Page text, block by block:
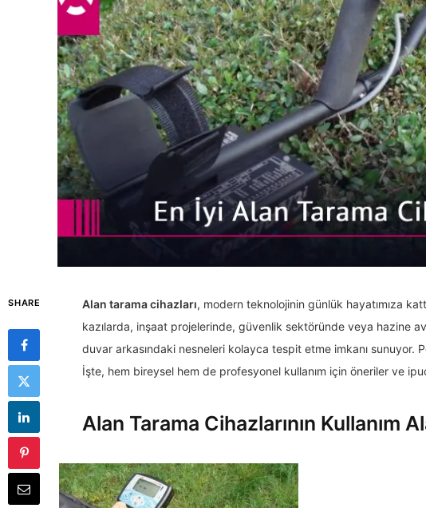
SHARE Alan tarama cihazları, modern teknolojinin günlük hayatımıza
kazılarda, inşaat projelerinde, güvenlik sektöründe veya hazine
duvar arkasındaki nesneleri kolayca tespit etme imkanı sunuyor.
İşte, hem bireysel hem de profesyonel kullanım için öneriler ve
Alan Tarama Cihazlarının Kullanım